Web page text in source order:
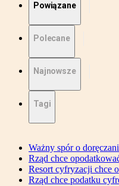
Powiązane
Polecane
Najnowsze
Tagi
Ważny spór o
Rząd chce
Resort cyfryzacji chce
Rząd chce podatku